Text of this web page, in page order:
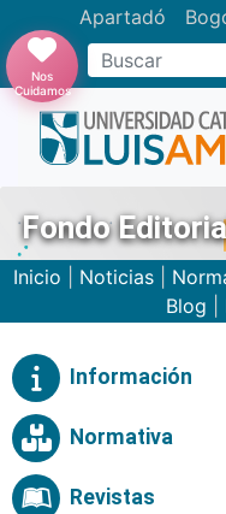
Apartadó
Buscar
Nos
Cuidamos
Fondo
Inicio Noticias
Blog
Información
Normativa
Revistas